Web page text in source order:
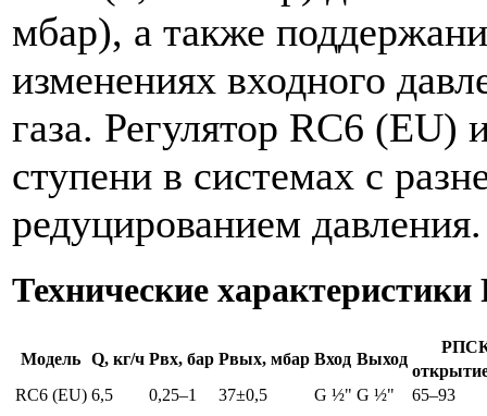
мбар), а также
изменениях входного
газа. Регулятор RC6 (EU)
ступени в системах с
редуцированием давления.
Технические
Модель Q, кг/ч Pвх, бар Pвых, мбар Вход Выход
RC6 (EU) 6,5 0,25–1 37±0,5 G ½" G ½" 65–93